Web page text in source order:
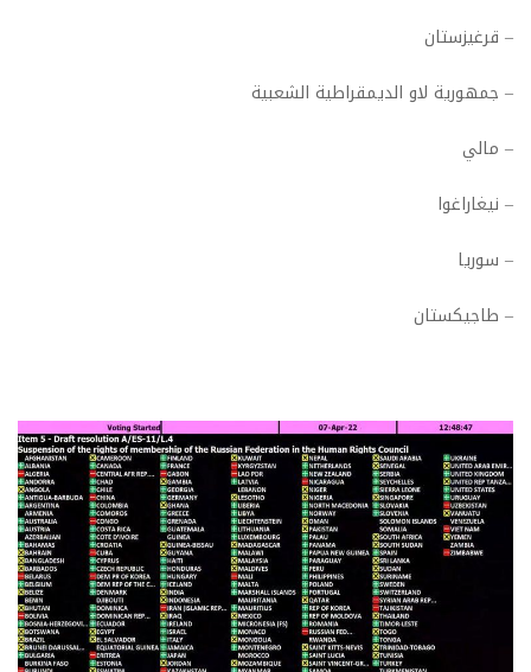
– قرغيزستان
– جمهورية لاو الديمقراطية الشعبية
– مالي
– نيغاراغوا
– سوريا
– طاجيكستان